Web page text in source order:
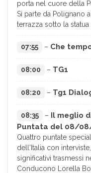
porta nel cuore della
Si parte da Polignano
terrazza sotto la
07:55 – Che
08:00 – TG1
08:20 – Tg1
08:35 – Il meglio
Puntata del 08/
Quattro puntate
dell'Italia con
significativi trasmessi
Conducono Lorella